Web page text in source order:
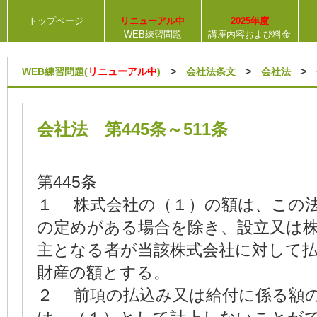
トップページ
リニューアル中
WEB練習問題
2025年度
講座内容および料金
WEB練習問題(リニューアル中) > 会社法条文 > 会社法 >
会社法 第445条～511条
第445条
１ 株式会社の（１）の額は、こ
の定めがある場合を除き、設立又は
主となる者が当該株式会社に対して
財産の額とする。
２ 前項の払込み又は給付に係る額